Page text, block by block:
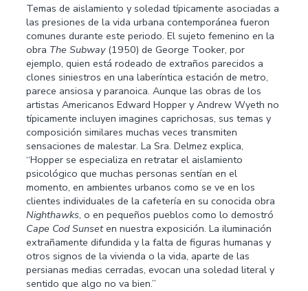
Temas de aislamiento y soledad típicamente asociadas a
las presiones de la vida urbana contemporánea fueron
comunes durante este periodo. El sujeto femenino en la
obra The Subway (1950) de George Tooker, por
ejemplo, quien está rodeado de extraños parecidos a
clones siniestros en una laberíntica estación de metro,
parece ansiosa y paranoica. Aunque las obras de los
artistas Americanos Edward Hopper y Andrew Wyeth no
típicamente incluyen imagines caprichosas, sus temas y
composición similares muchas veces transmiten
sensaciones de malestar. La Sra. Delmez explica,
“Hopper se especializa en retratar el aislamiento
psicológico que muchas personas sentían en el
momento, en ambientes urbanos como se ve en los
clientes individuales de la cafetería en su conocida obra
Nighthawks, o en pequeños pueblos como lo demostró
Cape Cod Sunseten nuestra exposición. La iluminación
extrañamente difundida y la falta de figuras humanas y
otros signos de la vivienda o la vida, aparte de las
persianas medias cerradas, evocan una soledad literal y
sentido que algo no va bien.”